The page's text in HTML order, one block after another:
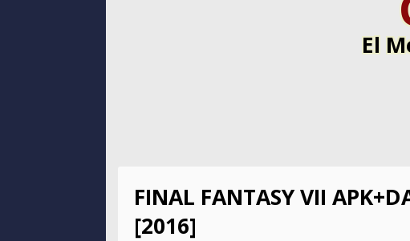
El
FINAL FANTASY VII
[2016]